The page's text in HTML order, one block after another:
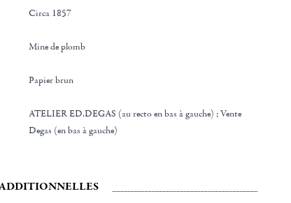
Circa 1857
Mine de plomb
Papier brun
ATELIER ED.DEGAS (au recto en bas à gauche) ; Vente
Degas (en bas à gauche)